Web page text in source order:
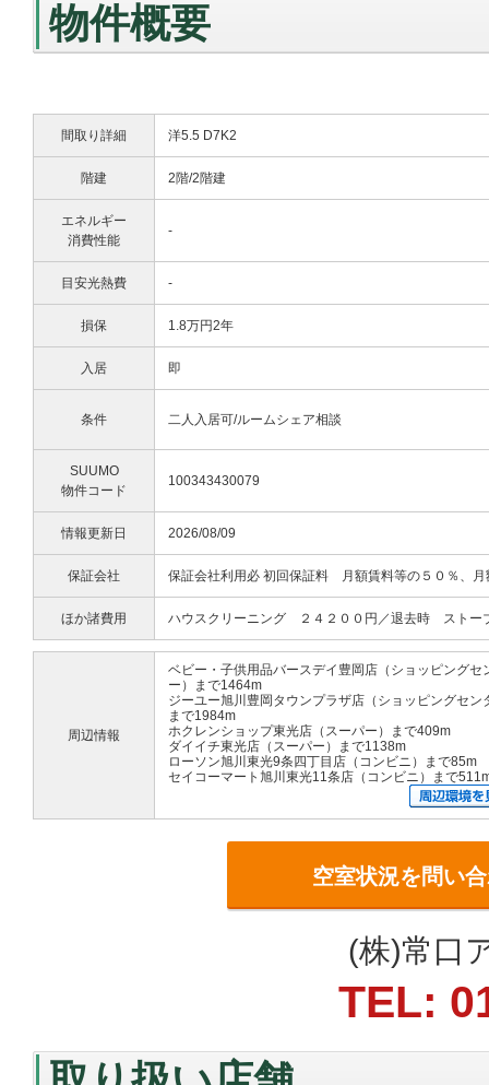
物件概要
間取り詳細 洋5.5 D7K2
階建 2階/2階建
エネルギー
消費性能
-
目安光熱費 -
損保 1.8万円2年
入居 即
条件 二人入居可/ルームシェア相談
SUUMO
物件コード
100343430079
情報更新日 2026/08/09
保証会社 保証会社利用必 初回保証料 月額賃料等の５０％、
ほか諸費用 ハウスクリーニング ２４２００円／退去時 ストー
周辺情報
ベビー・子供用品バースデイ豊岡店（ショッピングセ
ー）まで1464m
ジーユー旭川豊岡タウンプラザ店（ショッピングセン
まで1984m
ホクレンショップ東光店（スーパー）まで409m
ダイイチ東光店（スーパー）まで1138m
ローソン旭川東光9条四丁目店（コンビニ）まで85m
セイコーマート旭川東光11条店（コンビニ）まで
空室状況を問い
(株)常口
TEL: